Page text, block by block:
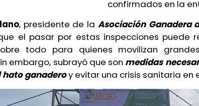
confirmados en la
, presidente de la Asociación Ganadera
el pasar por estas inspecciones puede
todo para quienes movilizan
embargo, subrayó que son medidas
hato ganaderoy evitar una crisis sanitaria en